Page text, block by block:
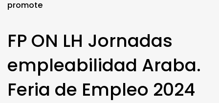
promote
FP ON LH Jornadas
empleabilidad Araba.
Feria de Empleo 2024